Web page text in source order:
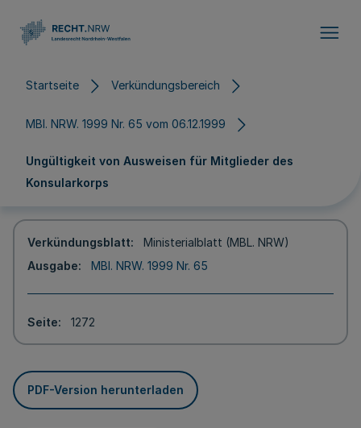
Startseite Verkündungsbereich
MBl. NRW. 1999 Nr. 65 vom 06.12.1999
Ungültigkeit von Ausweisen für Mitglieder des
Konsularkorps
Verkündungsblatt
Ministerialblatt (MBL. NRW)
Ausgabe
MBl. NRW. 1999 Nr. 65
Seite 1272
PDF-Version herunterladen